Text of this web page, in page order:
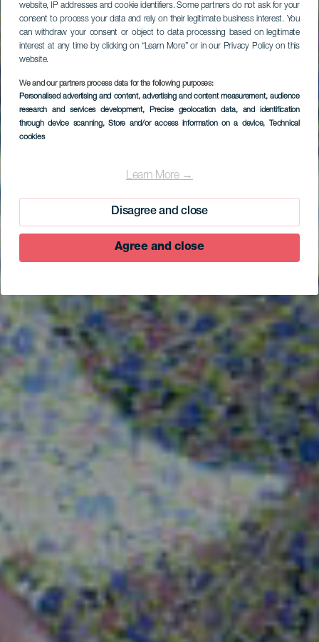
website, IP addresses and cookie identifiers. Some partners do not ask for your
consent to process your data and rely on their legitimate business interest. You
can withdraw your consent or object to data processing based on legitimate
interest at any time by clicking on “Learn More” or in our Privacy Policy on this
website.
We and our partners process data for the following purposes:
Personalised advertising and content, advertising and content measurement, audience
research and services development, Precise geolocation data, and identification
through device scanning, Store and/or access information on a device, Technical
cookies
Learn More →
Disagree and close
Agree and close